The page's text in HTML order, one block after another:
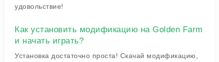
удовольствие!
Как установить модификацию на Golden Farm
и начать играть?
Установка достаточно проста! Скачай модификацию,